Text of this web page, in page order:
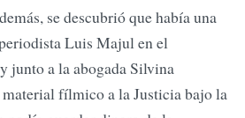
se descubrió que había una
Luis Majul en el
junto a la abogada Silvina
fílmico a la Justicia bajo la